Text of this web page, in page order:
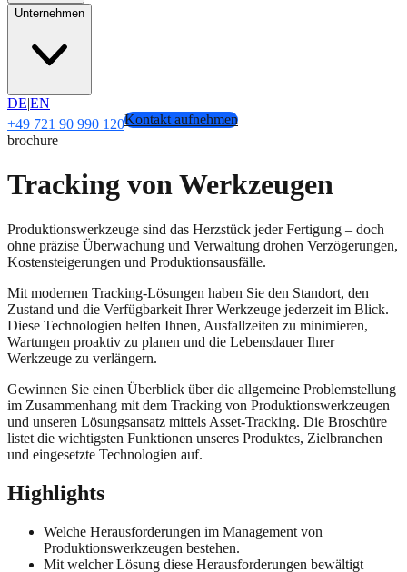
Unternehmen
DE|EN
+49 721 90 990 120Kontakt aufnehmen
brochure
Tracking von Werkzeugen
Produktionswerkzeuge sind das Herzstück jeder Fertigung – doch
ohne präzise Überwachung und Verwaltung drohen Verzögerungen,
Kostensteigerungen und Produktionsausfälle.
Mit modernen Tracking-Lösungen haben Sie den Standort, den
Zustand und die Verfügbarkeit Ihrer Werkzeuge jederzeit im Blick.
Diese Technologien helfen Ihnen, Ausfallzeiten zu minimieren,
Wartungen proaktiv zu planen und die Lebensdauer Ihrer
Werkzeuge zu verlängern.
Gewinnen Sie einen Überblick über die allgemeine Problemstellung
im Zusammenhang mit dem Tracking von Produktionswerkzeugen
und unseren Lösungsansatz mittels Asset-Tracking. Die Broschüre
listet die wichtigsten Funktionen unseres Produktes, Zielbranchen
und eingesetzte Technologien auf.
Highlights
Welche Herausforderungen im Management von
Produktionswerkzeugen bestehen.
Mit welcher Lösung diese Herausforderungen bewältigt